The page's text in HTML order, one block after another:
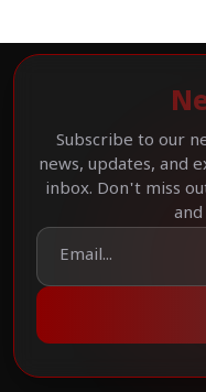
Subscribe to our
news, updates, and
inbox. Don't miss